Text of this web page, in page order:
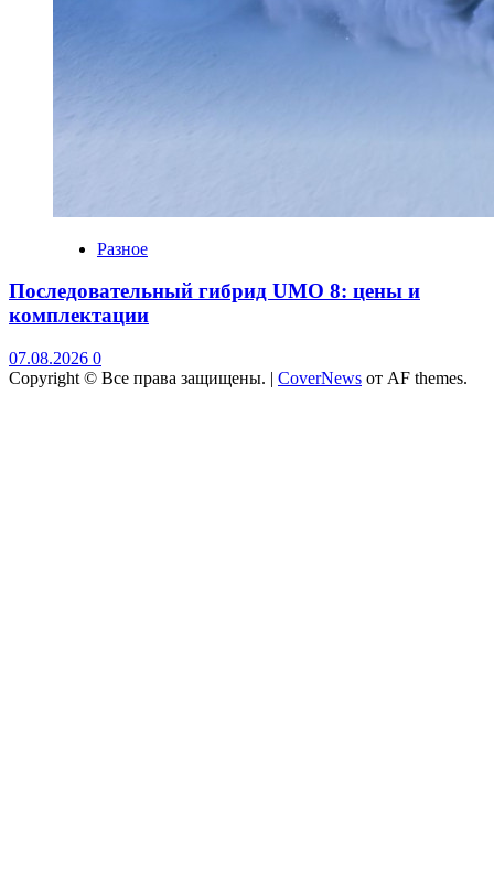
Разное
Последовательный гибрид UMO 8: цены и
комплектации
07.08.2026 0
Copyright © Все права защищены. | CoverNews от AF themes.